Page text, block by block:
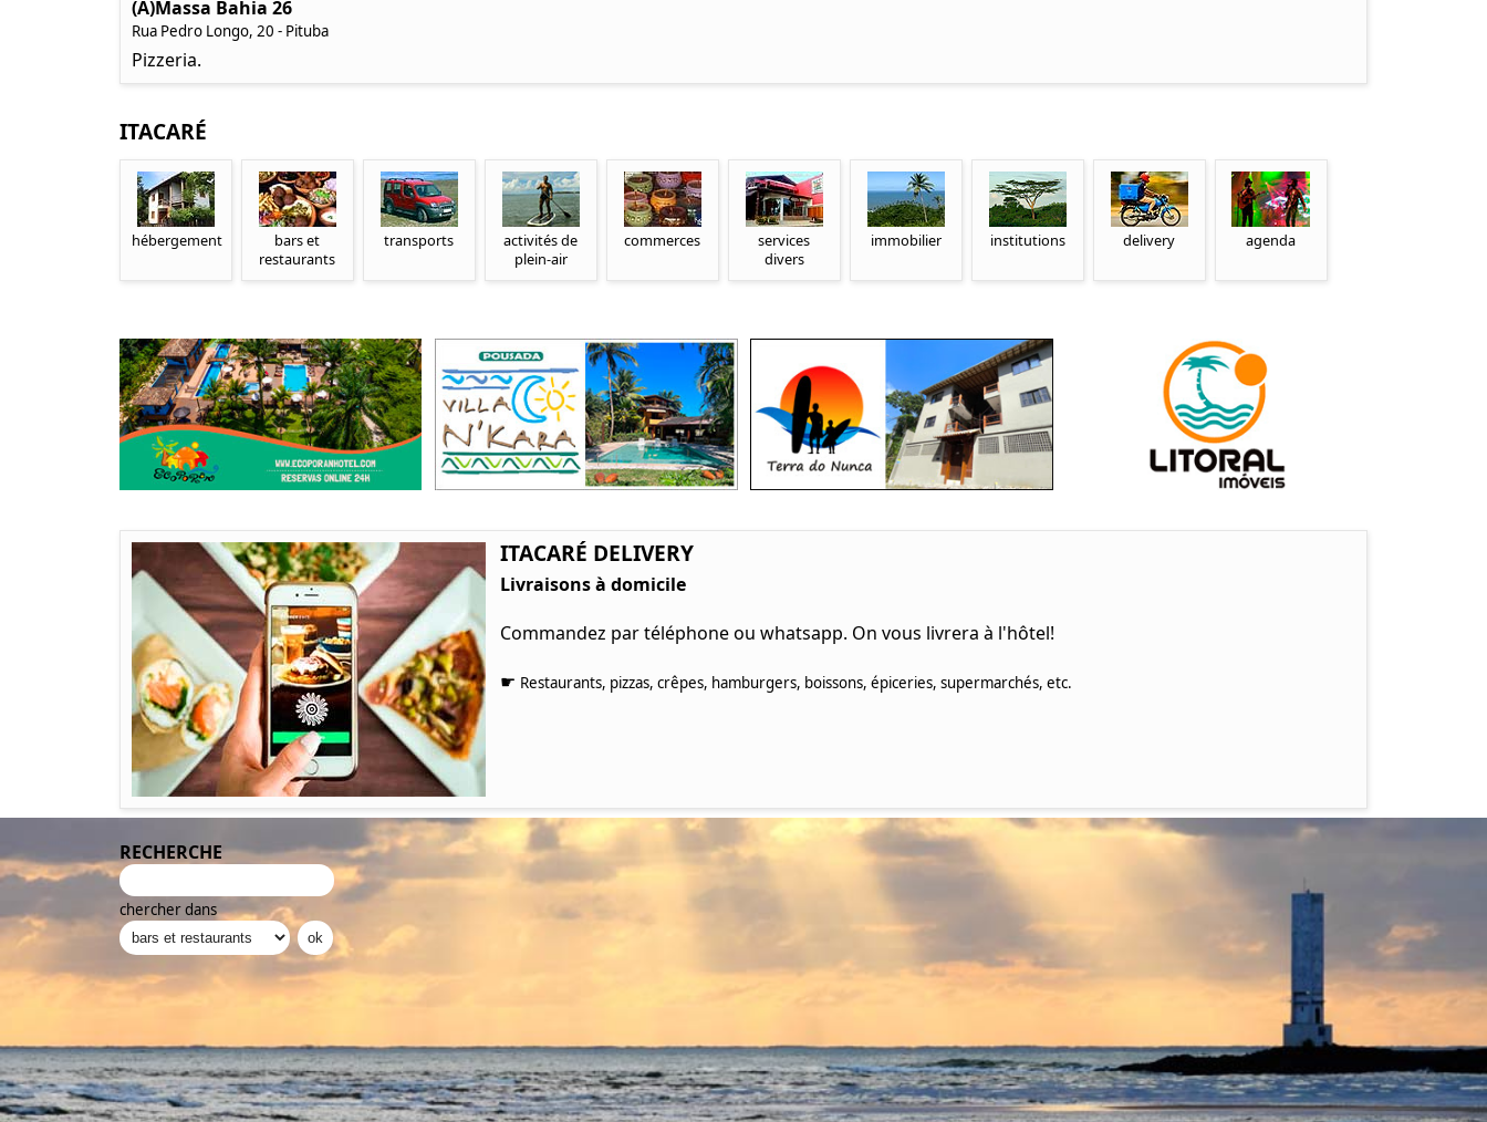
(A)Massa Bahia 26
Rua Pedro Longo, 20 - Pituba
Pizzeria.
ITACARÉ
hébergement
bars et
restaurants
transports
activités de
plein-air
commerces
services
divers
immobilier institutions delivery agenda
ITACARÉ DELIVERY
Livraisons à domicile
Commandez par téléphone ou whatsapp. On vous livrera à l'hôtel!
☛ Restaurants, pizzas, crêpes, hamburgers, boissons, épiceries, supermarchés, etc.
RECHERCHE
chercher dans